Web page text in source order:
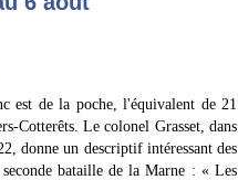
est de la poche, l'équivalent de 21
Cotterêts. Le colonel Grasset, dans
donne un descriptif intéressant des
bataille de la Marne : « Les